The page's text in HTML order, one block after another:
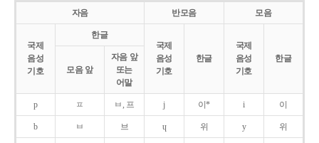
자음 반모음 모음
국제
음성
기호
한글
국제
음성
기호
한글
국제
음성
기호
한글
모음 앞
자음 앞
또는
어말
p ㅍ ㅂ, 프 j 이* i 이
b ㅂ 브 ɥ 위 y 위